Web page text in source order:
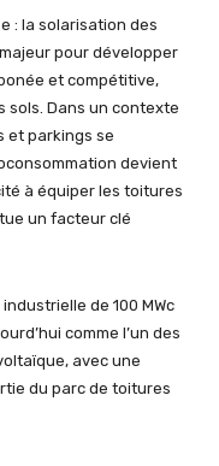
: la solarisation des
pour développer
et compétitive,
sols. Dans un contexte
et parkings se
devient
à équiper les toitures
un facteur clé
de 100 MWc
comme l’un des
avec une
du parc de toitures